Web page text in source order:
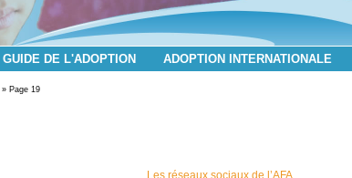
GUIDE DE L'ADOPTION ADOPTION INTERNATIONALE
» Page 19
Les réseaux sociaux de l’AFA